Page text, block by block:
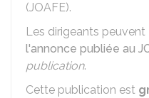
(JOAFE).
Les dirigeants peuvent
l'annonce publiée au
publication.
Cette publication est